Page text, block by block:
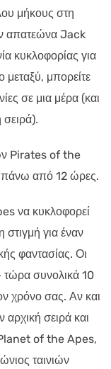
μήκους στη
απατεώνα Jack
κυκλοφορίας για
μπορείτε
σε μια μέρα (και
σειρά).
Pirates of the
πάνω από 12 ώρες.
να κυκλοφορεί
στιγμή για έναν
φαντασίας. Οι
τώρα συνολικά 10
χρόνο σας. Αν και
αρχική σειρά και
Planet of the Apes,
ταινιών